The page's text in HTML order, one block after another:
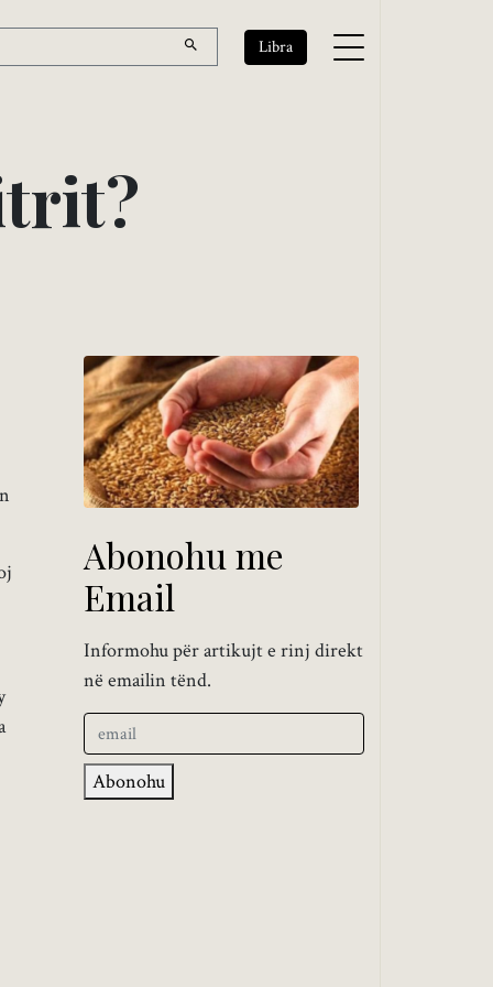
Libra
trit?
Abonohu me
Email
Informohu për artikujt e rinj direkt
në emailin tënd.
Abonohu